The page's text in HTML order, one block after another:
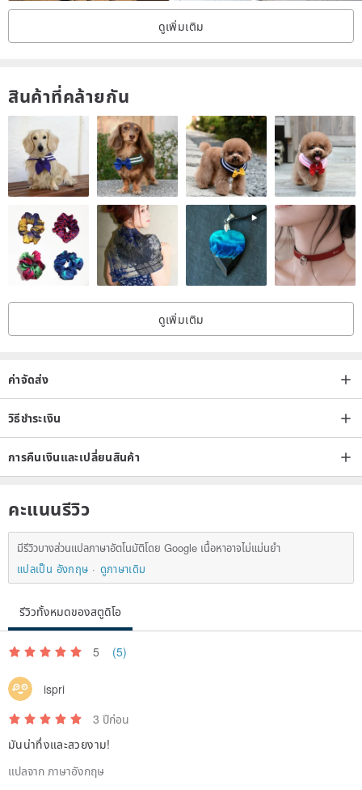
ดูเพิ่มเติม
สินค้าที่คล้ายกัน
ดูเพิ่มเติม
ค่าจัดส่ง
วิธีชำระเงิน
การคืนเงินและเปลี่ยนสินค้า
คะแนนรีวิว
มีรีวิวบางส่วนแปลภาษาอัตโนมัติโดย Google เนื้อหาอาจไม่แม่นยำ
แปลเป็น อังกฤษ
ดูภาษาเดิม
รีวิวทั้งหมดของสตูดิโอ
5 (5)
ispri
3 ปีก่อน
มันน่าทึ่งและสวยงาม!
แปลจาก ภาษาอังกฤษ